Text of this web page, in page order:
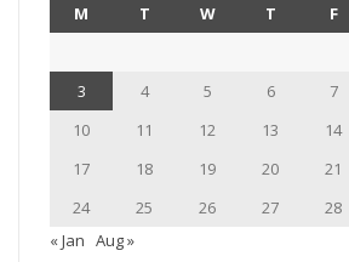
M T W T F
3
4 5 6 7
10
11 12 13 14
17
18 19 20 21
24
25 26 27
28
« Jan Aug »